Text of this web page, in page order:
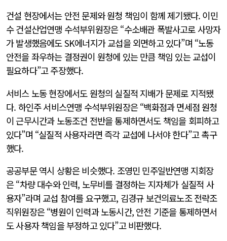
건설 현장에서는 안전 문제와 원청 책임이 함께 제기됐다. 이민
수 건설산업연맹 수석부위원장은 “수소배관 폭발사고로 사망자
가 발생했음에도 SK에너지가 교섭을 외면하고 있다”며 “노동
안전을 좌우하는 결정권이 원청에 있는 만큼 책임 있는 교섭이
필요하다”고 주장했다.
서비스 노동 현장에서도 원청의 실질적 지배가 문제로 지적됐
다. 하인주 서비스연맹 수석부위원장은 “백화점과 면세점 원청
이 근무시간과 노동조건 전반을 통제하면서도 책임을 회피하고
있다”며 “실질적 사용자라면 즉각 교섭에 나서야 한다”고 촉구
했다.
공공부문 역시 상황은 비슷했다. 조영민 민주일반연맹 지회장
은 “차량 대수와 인력, 노무비를 결정하는 지자체가 실질적 사
용자”라며 교섭 참여를 요구했고, 김경규 보건의료노조 전략조
직위원장은 “병원이 인력과 노동시간, 안전 기준을 통제하면서
도 사용자 책임을 부정하고 있다”고 비판했다.